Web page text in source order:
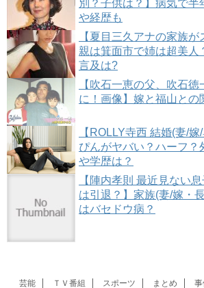
別？子供は？】病気で半
や経歴も
【夏目三久アナの家族
親は箕面市で姉は超美人
言及は?
【吹石一恵の父、吹石
に！画像】嫁と福山との
【ROLLY寺西 結婚(妻/
ぴんがヤバい？ハーフ？
や学歴は？
【陣内孝則 最近見ない
は引退？】家族(妻/嫁・
はバセドウ病？
芸能 ＴＶ番組 スポーツ まとめ 事